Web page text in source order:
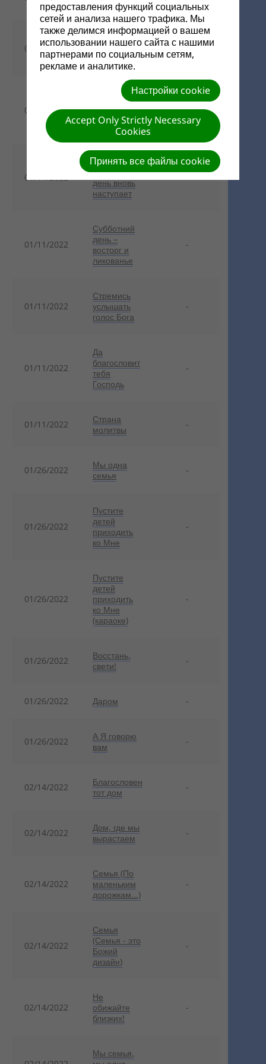
небе (-)
01/11/2022
Если Божий
народ
молится
-
01/11/2022
Открываю
Тебе
размышляю
-
01/11/2022
Когда
субботний
день вновь
наступает
01/11/2022
Субботний
день –
восторг и
ликованье
-
01/11/2022
Стремись
услышать
голос Бога
-
01/11/2022
Да
благословит
тебя
Господь
-
01/11/2022
Страна
молитвы
-
01/26/2022
Мы одна
семья
-
01/26/2022
Пустите
детей
приходить
ко Мне
-
01/26/2022
Пустите
детей
приходить
ко Мне
(караоке)
-
01/26/2022
Восстань,
свети!
-
01/26/2022 Даром -
01/26/2022
А Я говорю
вам
-
02/14/2022
Благословен
тот дом
-
02/14/2022
Дом, где мы
вырастаем
-
02/14/2022
Семья (По
маленьким
дорожкам...)
-
02/14/2022
Семья
(Семья - это
Божий
дизайн)
-
02/14/2022
Не
обижайте
близких!
-
Мы семья,
предоставления функций социальных
сетей и анализа нашего трафика. Мы
также делимся информацией о вашем
использовании нашего сайта с нашими
партнерами по социальным сетям,
рекламе и аналитике.
Настройки cookie
Accept Only Strictly Necessary
Cookies
Принять все файлы cookie